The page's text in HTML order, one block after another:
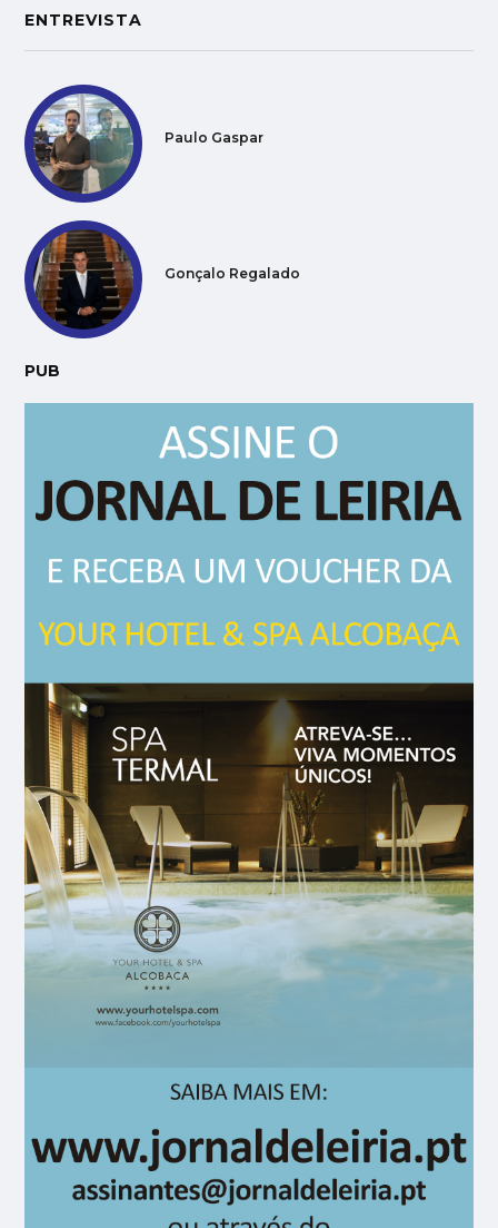
ENTREVISTA
Paulo Gaspar
Gonçalo Regalado
PUB